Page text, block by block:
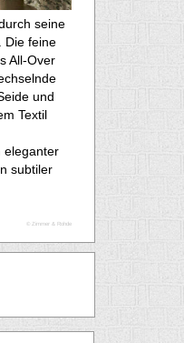
seine
Die feine
All-Over
und
Textil
eleganter
subtiler
© Zimmer & Rohde